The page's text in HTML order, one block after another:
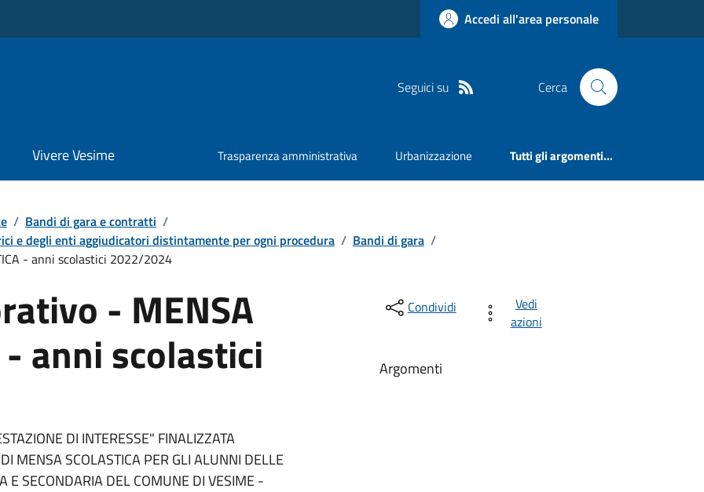
Accedi all'area personale
Seguici su Cerca
Vivere Vesime Trasparenza amministrativa Urbanizzazione Tutti gli argomenti...
/ Bandi di gara e contratti /
e degli enti aggiudicatori distintamente per ogni procedura / Bandi di gara /
- anni scolastici 2022/2024
- MENSA
- anni scolastici
DI INTERESSE" FINALIZZATA
MENSA SCOLASTICA PER GLI ALUNNI DELLE
E SECONDARIA DEL COMUNE DI VESIME -
Condividi
Vedi
azioni
Argomenti